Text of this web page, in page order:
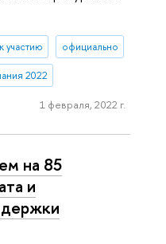
участию официально
2022
1 февраля, 2022 г.
на 85
и